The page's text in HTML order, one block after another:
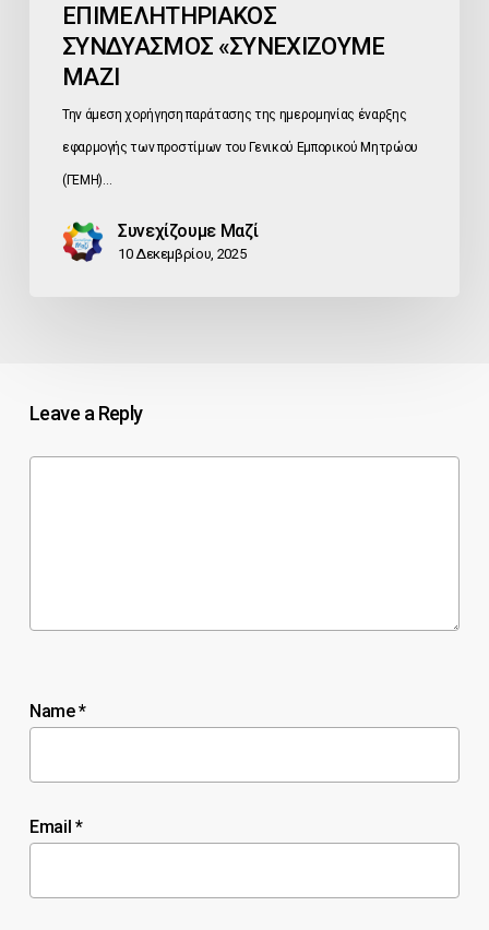
ΕΠΙΜΕΛΗΤΗΡΙΑΚΟΣ
ΣΥΝΔΥΑΣΜΟΣ «ΣΥΝΕΧΙΖΟΥΜΕ
ΜΑΖΙ
Την άμεση χορήγηση παράτασης της ημερομηνίας έναρξης
εφαρμογής των προστίμων του Γενικού Εμπορικού Μητρώου
(ΓΕΜΗ)…
Συνεχίζουμε Μαζί
10 Δεκεμβρίου, 2025
Leave a Reply
Name*
Email *